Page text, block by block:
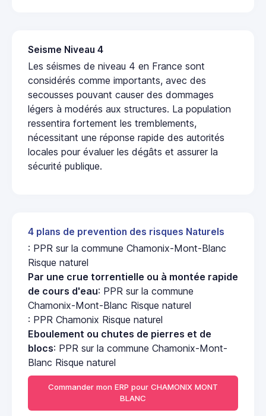
Seisme Niveau 4
Les séismes de niveau 4 en France sont
considérés comme importants, avec des
secousses pouvant causer des dommages
légers à modérés aux structures. La population
ressentira fortement les tremblements,
nécessitant une réponse rapide des autorités
locales pour évaluer les dégâts et assurer la
sécurité publique.
4 plans de prevention des risques Naturels
: PPR sur la commune Chamonix-Mont-Blanc
Risque naturel
Par une crue torrentielle ou à montée rapide
de cours d'eau: PPR sur la commune
Chamonix-Mont-Blanc Risque naturel
: PPR Chamonix Risque naturel
Eboulement ou chutes de pierres et de
blocs: PPR sur la commune Chamonix-Mont-
Blanc Risque naturel
Commander mon ERP pour CHAMONIX MONT
BLANC